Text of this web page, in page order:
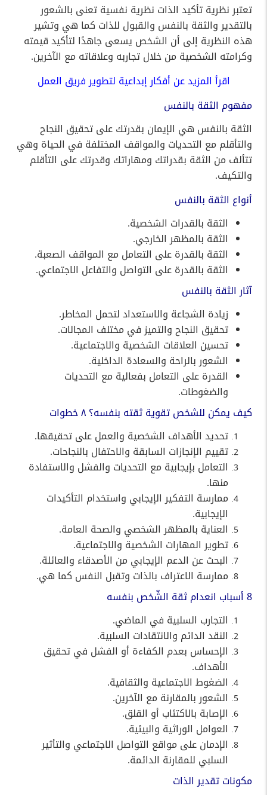
تعتبر نظرية تأكيد الذات نظرية نفسية تعنى بالشعور
بالتقدير والثقة بالنفس والقبول للذات كما هي وتشير
هذه النظرية إلى أن الشخص يسعى جاهدًا لتأكيد قيمته
وكرامته الشخصية من خلال تجاربه وعلاقاته مع الآخرين.
اقرأ المزيد عن أفكار إبداعية لتطوير فريق العمل
مفهوم الثقة بالنفس
الثقة بالنفس هي الإيمان بقدرتك على تحقيق النجاح
والتأقلم مع التحديات والمواقف المختلفة في الحياة وهي
تتألف من الثقة بقدراتك ومهاراتك وقدرتك على التأقلم
والتكيف.
أنواع الثقة بالنفس
الثقة بالقدرات الشخصية.
الثقة بالمظهر الخارجي.
الثقة بالقدرة على التعامل مع المواقف الصعبة.
الثقة بالقدرة على التواصل والتفاعل الاجتماعي.
آثار الثقة بالنفس
زيادة الشجاعة والاستعداد لتحمل المخاطر.
تحقيق النجاح والتميز في مختلف المجالات.
تحسين العلاقات الشخصية والاجتماعية.
الشعور بالراحة والسعادة الداخلية.
القدرة على التعامل بفعالية مع التحديات
والضغوطات.
كيف يمكن للشخص تقوية ثقته بنفسه؟ ٨ خطوات
تحديد الأهداف الشخصية والعمل على تحقيقها.
تقييم الإنجازات السابقة والاحتفال بالنجاحات.
التعامل بإيجابية مع التحديات والفشل والاستفادة
منها.
ممارسة التفكير الإيجابي واستخدام التأكيدات
الإيجابية.
العناية بالمظهر الشخصي والصحة العامة.
تطوير المهارات الشخصية والاجتماعية.
البحث عن الدعم الإيجابي من الأصدقاء والعائلة.
ممارسة الاعتراف بالذات وتقبل النفس كما هي.
8 أسباب انعدام ثقة الشّخص بنفسه
التجارب السلبية في الماضي.
النقد الدائم والانتقادات السلبية.
الإحساس بعدم الكفاءة أو الفشل في تحقيق
الأهداف.
الضغوط الاجتماعية والثقافية.
الشعور بالمقارنة مع الآخرين.
الإصابة بالاكتئاب أو القلق.
العوامل الوراثية والبيئية.
الإدمان على مواقع التواصل الاجتماعي والتأثير
السلبي للمقارنة الدائمة.
مكونات تقدير الذات